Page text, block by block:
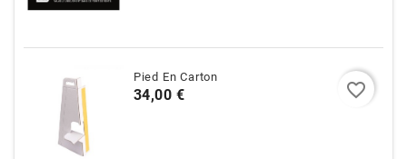
Pied En Carton
34,00 €Prix favorite_border